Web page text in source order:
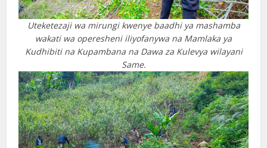
Uteketezaji wa mirungi kwenye baadhi ya mashamba
wakati wa operesheni iliyofanywa na Mamlaka ya
Kudhibiti na Kupambana na Dawa za Kulevya wilayani
Same.